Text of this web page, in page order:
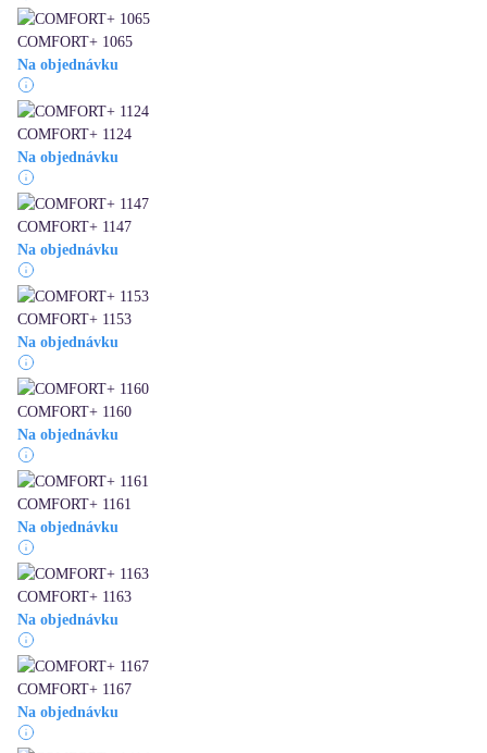
COMFORT+ 1065
Na objednávku
COMFORT+ 1124
Na objednávku
COMFORT+ 1147
Na objednávku
COMFORT+ 1153
Na objednávku
COMFORT+ 1160
Na objednávku
COMFORT+ 1161
Na objednávku
COMFORT+ 1163
Na objednávku
COMFORT+ 1167
Na objednávku